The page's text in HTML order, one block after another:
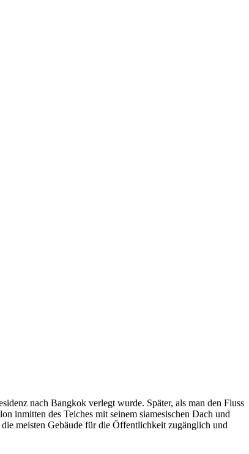
nach Bangkok verlegt wurde. Später, als man den Fluss
inmitten des Teiches mit seinem siamesischen Dach und
meisten Gebäude für die Öffentlichkeit zugänglich und